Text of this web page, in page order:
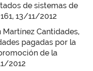
de sistemas de
13/11/2012
Cantidades,
pagadas por la
de la
2012